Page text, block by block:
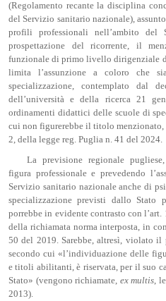
(Regolamento recante la disciplina
del Servizio sanitario nazionale),
profili professionali nell’ambito del
prospettazione del ricorrente, il
funzionale di primo livello dirigenziale
limita l’assunzione a coloro che
specializzazione, contemplato dal
dell’università e della ricerca 21
ordinamenti didattici delle scuole di
cui non figurerebbe il titolo menzionato,
2, della legge reg. Puglia n. 41 del 2024.
La previsione regionale
figura professionale e prevedendo
Servizio sanitario nazionale anche di
specializzazione previsti dallo Stato
porrebbe in evidente contrasto con
della richiamata norma interposta, in
50 del 2019. Sarebbe, altresì, violato
secondo cui «l’individuazione delle
e titoli abilitanti, è riservata, per il suo
Stato» (vengono richiamate, ex multis,
2013).